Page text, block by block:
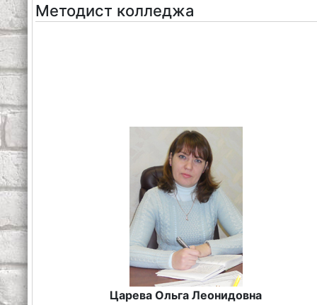
Методист колледжа
Царева Ольга Леонидовна